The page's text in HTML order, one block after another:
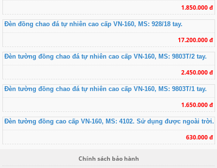
1.850.000 đ
Đèn đồng chao đá tự nhiên cao cấp VN-160, MS: 928/18 tay.
17.200.000 đ
Đèn tường đồng chao đá tự nhiên cao cấp VN-160, MS: 9803T/2 tay.
2.450.000 đ
Đèn tường đồng chao đá tự nhiên cao cấp VN-160, MS: 9803T/1 tay.
1.650.000 đ
Đèn tường đồng cao cấp VN-160, MS: 4102. Sử dụng được ngoài trời.
630.000 đ
Chính sách bảo hành